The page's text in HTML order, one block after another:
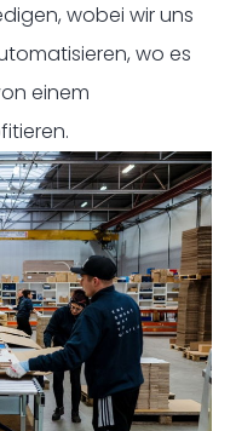
wobei wir uns
wo es
einem